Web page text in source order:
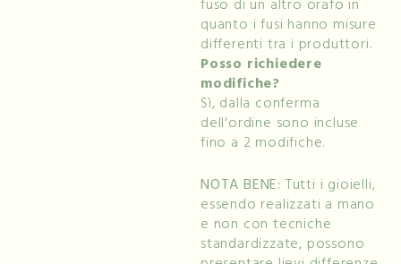
fuso di un altro orafo in
quanto i fusi hanno misure
differenti tra i produttori.
Posso richiedere
modifiche?
Sì, dalla conferma
dell'ordine sono incluse
fino a 2 modifiche.
NOTA BENE: Tutti i gioielli,
essendo realizzati a mano
e non con tecniche
standardizzate, possono